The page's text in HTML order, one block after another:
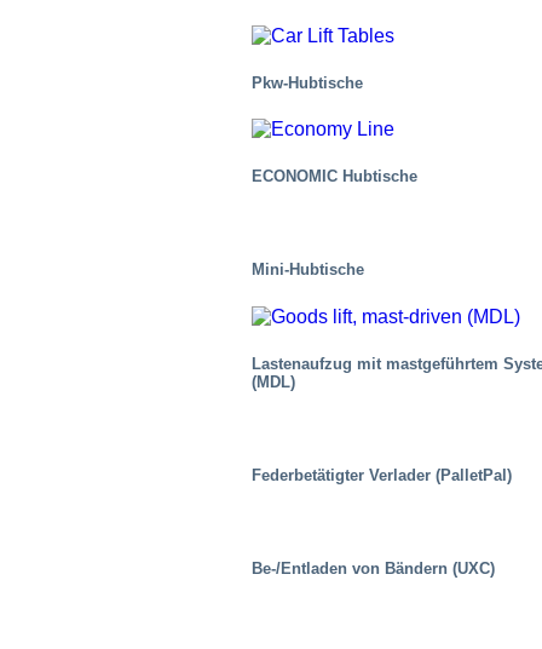
Pkw-Hubtische
ECONOMIC Hubtische
Mini-Hubtische
Lastenaufzug mit mastgeführtem
(MDL)
Federbetätigter Verlader (PalletPal)
Be-/Entladen von Bändern (UXC)